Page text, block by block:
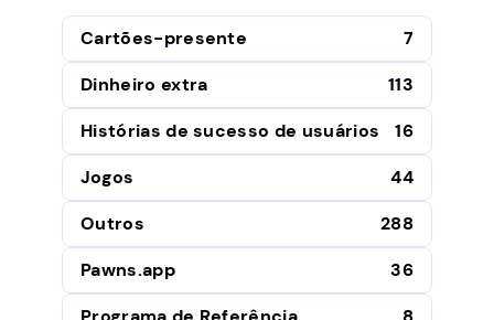
Cartões-presente
7
Dinheiro extra
113
Histórias de sucesso de usuários
16
Jogos
44
Outros
288
Pawns.app
36